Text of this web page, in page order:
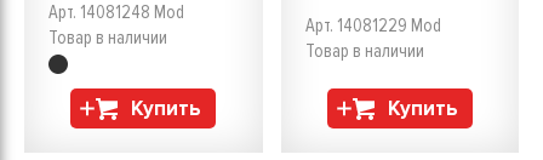
Арт. 14081248 Mod
Товар в наличии
Купить
Арт. 14081229 Mod
Товар в наличии
Купить